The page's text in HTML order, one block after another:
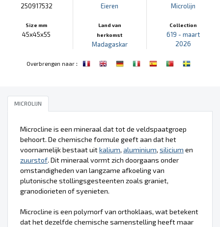
250917532
Size mm
45x45x55
Eieren
Land van
herkomst
Madagaskar
Microlijn
Collection
619 - maart
2026
Overbrengen naar:
MICROLIJN
Microcline is een mineraal dat tot de veldspaatgroep
behoort. De chemische formule geeft aan dat het
voornamelijk bestaat uitkalium, aluminium, silicium en
zuurstof. Dit mineraal vormt zich doorgaans onder
omstandigheden van langzame afkoeling van
plutonische stollingsgesteenten zoals graniet,
granodiorieten of syenieten.
Microcline is een polymorf van orthoklaas, wat betekent
dat het dezelfde chemische samenstelling heeft maar